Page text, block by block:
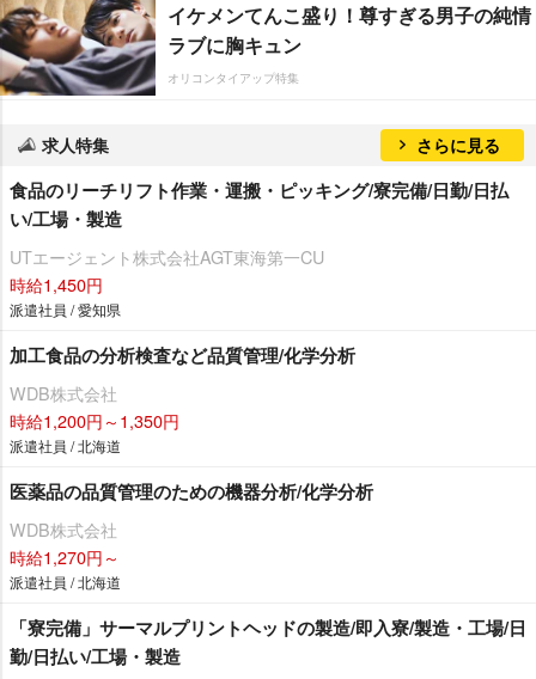
イケメンてんこ盛り！尊すぎる男子の純情
ラブに胸キュン
オリコンタイアップ特集
求人特集 さらに見る
食品のリーチリフト作業・運搬・ピッキング/寮完備/日勤/日払
い/工場・製造
UTエージェント株式会社AGT東海第一CU
時給1,450円
派遣社員 / 愛知県
加工食品の分析検査など品質管理/化学分析
WDB株式会社
時給1,200円～1,350円
派遣社員 / 北海道
医薬品の品質管理のための機器分析/化学分析
WDB株式会社
時給1,270円～
派遣社員 / 北海道
「寮完備」サーマルプリントヘッドの製造/即入寮/製造・工場/日
勤/日払い/工場・製造